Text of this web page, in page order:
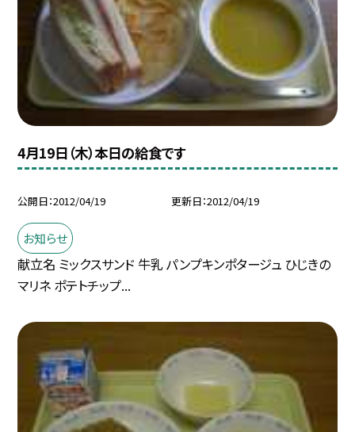
4月19日（木）本日の給食です
公開日 2012/04/19 更新日 2012/04/19
お知らせ
献立名 ミックスサンド 牛乳 パンプキンポタージュ ひじきの
マリネ ポテトチップ...